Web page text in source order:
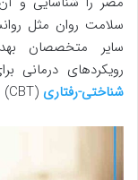
سلامت روان مثل
سایر متخصصان
رویکردهای درمانی
شناختی-رفتاری (CBT) و روان‌درمانی بین فردی (IPT).